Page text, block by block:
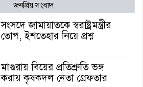
জনপ্রিয় সংবাদ
সংসদে জামায়াতকে স্বরাষ্ট্রমন্ত্রীর
তোপ, ইশতেহার নিয়ে প্রশ্ন
মাগুরায় বিয়ের প্রতিশ্রুতি ভঙ্গ
করায় কৃষকদল নেতা গ্রেফতার